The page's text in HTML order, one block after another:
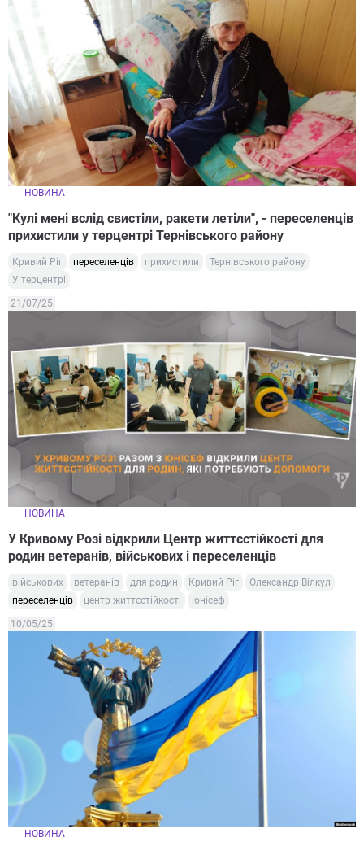
НОВИНА
"Кулі мені вслід свистіли, ракети летіли", - переселенців
прихистили у терцентрі Тернівського району
Кривий Ріг переселенців прихистили
Тернівського району
У терцентрі
21/07/25
НОВИНА
У Кривому Розі відкрили Центр життєстійкості для
родин ветеранів, військових і переселенців
військових ветеранів для родин Кривий Ріг
Олександр Вілкул
переселенців
центр життєстійкості юнісеф
10/05/25
НОВИНА